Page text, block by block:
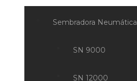
Sembradora Neumática
SN 9000
SN 12000